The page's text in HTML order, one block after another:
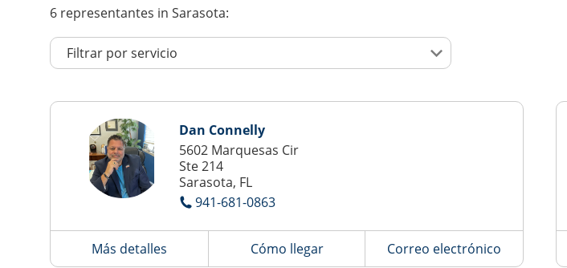
6 representantes in Sarasota:
Dan Connelly
5602 Marquesas Cir
Ste 214
Sarasota, FL
941-681-0863
Más detalles Cómo llegar Correo electrónico